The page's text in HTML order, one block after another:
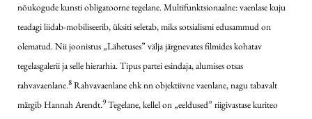
nõukogude kunsti obligatoorne tegelane. Multifunktsionaalne: vaenlase kuju
teadagi liidab-mobiliseerib, üksiti seletab, miks sotsialismi edusammud on
olematud. Nii joonistus „Lähetuses” välja järgnevates filmides kohatav
tegelasgalerii ja selle hierarhia. Tipus partei esindaja, alumises otsas
rahvavaenlane.8 Rahvavaenlane ehk nn objektiivne vaenlane, nagu tabavalt
märgib Hannah Arendt.9Tegelane, kellel on „eeldused” riigivastase kuriteo